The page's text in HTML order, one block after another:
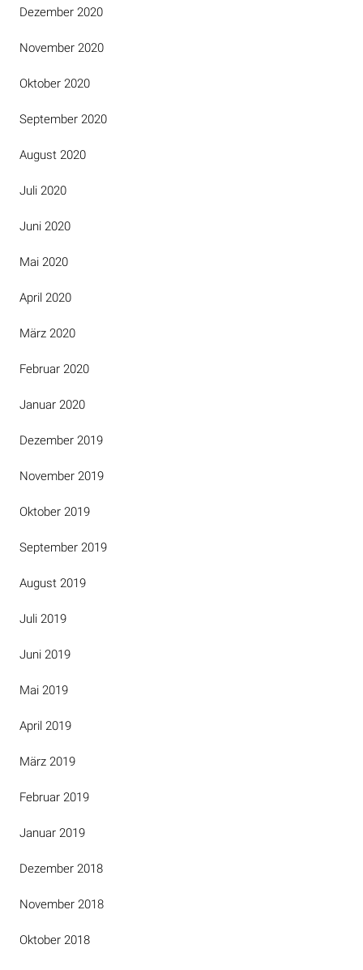
Dezember 2020
November 2020
Oktober 2020
September 2020
August 2020
Juli 2020
Juni 2020
Mai 2020
April 2020
März 2020
Februar 2020
Januar 2020
Dezember 2019
November 2019
Oktober 2019
September 2019
August 2019
Juli 2019
Juni 2019
Mai 2019
April 2019
März 2019
Februar 2019
Januar 2019
Dezember 2018
November 2018
Oktober 2018